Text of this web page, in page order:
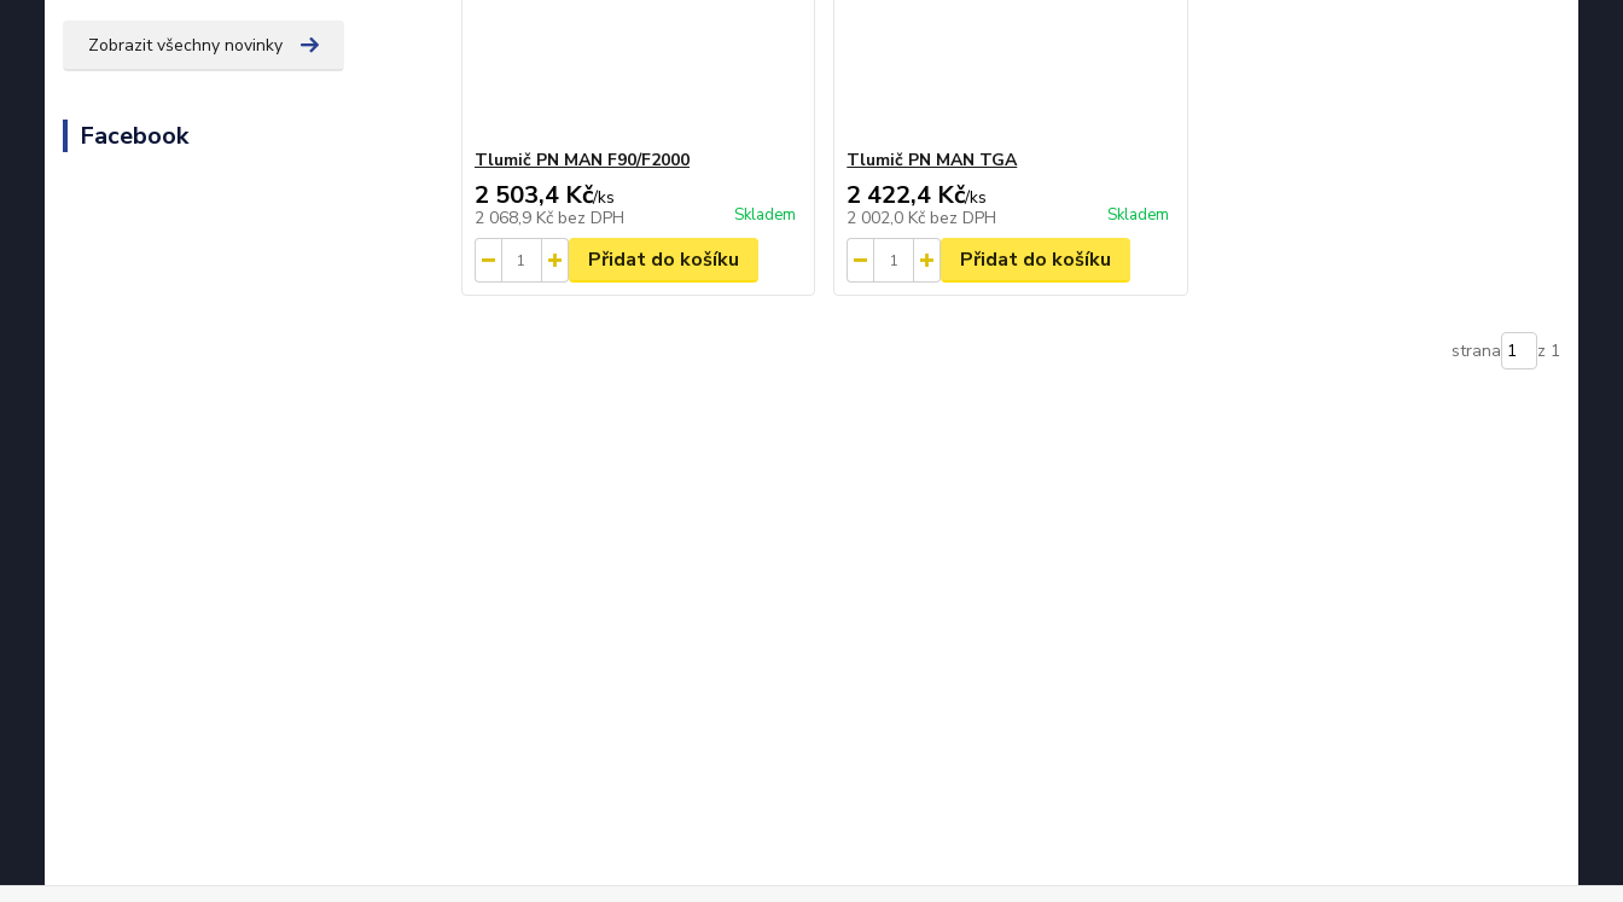
Zobrazit všechny novinky
Facebook
Tlumič PN MAN F90/F2000
2 503,4 Kč/ks
2 068,9 Kč bez DPH Skladem
Přidat do košíku
Tlumič PN MAN TGA
2 422,4 Kč/ks
2 002,0 Kč bez DPH Skladem
Přidat do košíku
strana z 1